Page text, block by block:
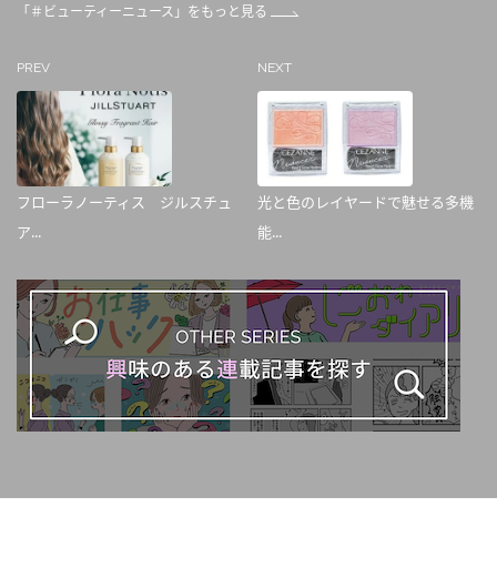
「＃ビューティーニュース」をもっと見る
PREV
フローラノーティス ジルスチュ
ア...
NEXT
光と色のレイヤードで魅せる多機
能...